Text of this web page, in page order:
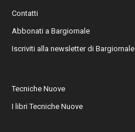
Contatti
Abbonati a Bargiornale
Iscriviti alla newsletter di Bargiornale
Tecniche Nuove
I libri Tecniche Nuove